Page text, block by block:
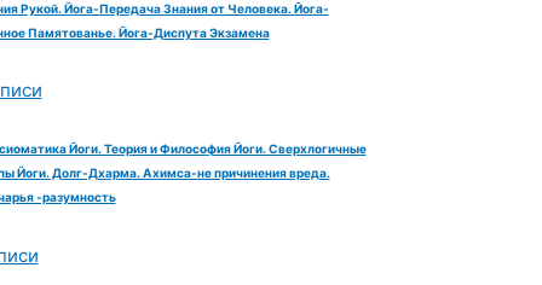
Рукой. Йога-Передача Знания от Человека. Йога-
Памятованье. Йога-Диспута Экзамена
Йоги. Теория и Философия Йоги. Сверхлогичные
Йоги. Долг-Дхарма. Ахимса-не причинения вреда.
-разумность